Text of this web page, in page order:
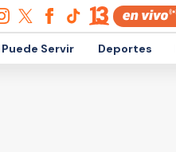
Puede Servir Deportes